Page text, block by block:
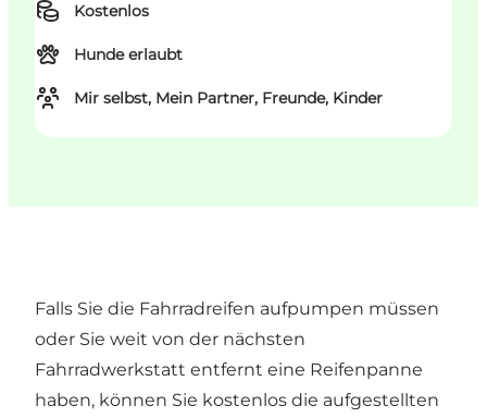
Kostenlos
Hunde erlaubt
Mir selbst, Mein Partner, Freunde, Kinder
Falls Sie die Fahrradreifen aufpumpen müssen
oder Sie weit von der nächsten
Fahrradwerkstatt entfernt eine Reifenpanne
haben, können Sie kostenlos die aufgestellten